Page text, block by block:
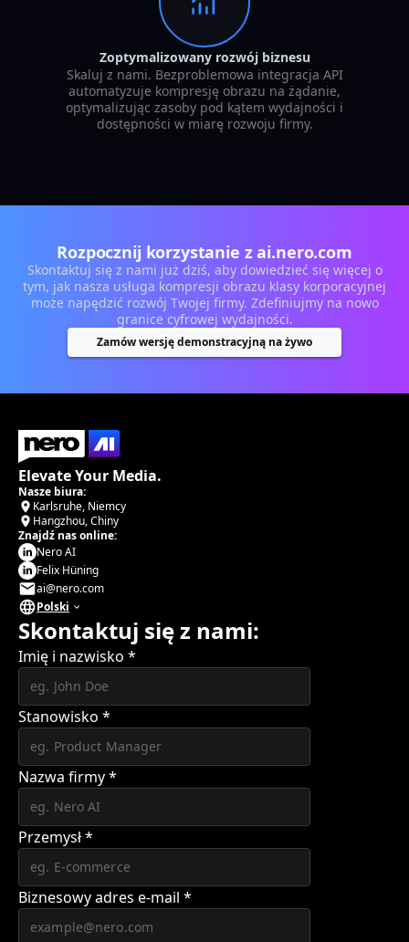
Zoptymalizowany rozwój biznesu
Skaluj z nami. Bezproblemowa integracja API
automatyzuje kompresję obrazu na żądanie,
optymalizując zasoby pod kątem wydajności i
dostępności w miarę rozwoju firmy.
Rozpocznij korzystanie z ai.nero.com
Skontaktuj się z nami już dziś, aby dowiedzieć się więcej o
tym, jak nasza usługa kompresji obrazu klasy korporacyjnej
może napędzić rozwój Twojej firmy. Zdefiniujmy na nowo
granice cyfrowej wydajności.
Zamów wersję demonstracyjną na żywo
Elevate Your Media.
Nasze biura:
Karlsruhe, Niemcy
Hangzhou, Chiny
Znajdź nas online:
Nero AI
Felix Hüning
ai@nero.com
Polski
Skontaktuj się z nami:
Imię i nazwisko *
Stanowisko *
Nazwa firmy*
Przemysł*
Biznesowy adres e-mail *